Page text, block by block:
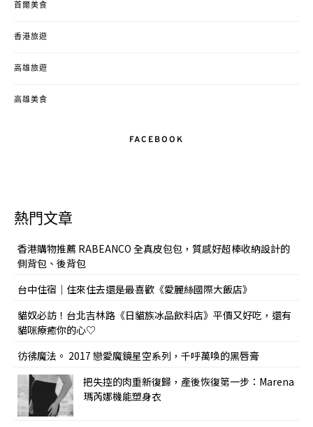
首爾美食
香港旅遊
高雄旅遊
高雄美食
FACEBOOK
熱門文章
香港購物推薦 RABEANCO 全真皮包包，質感好超棒收納設計的
側背包、後背包
台中住宿｜住來住去還是最喜歡《愛麗絲國際大飯店》
貓奴必訪！台北吉林路《日貓族冰品飲料店》平價又好吃，還有
貓咪療癒你的心♡
彷彿魔法。 2017 戀愛魔鏡星空系列，千呼萬喚的黑唇膏
把失控的肉重新復歸，產後恢復第一步：Marena
瑪芮娜機能塑身衣